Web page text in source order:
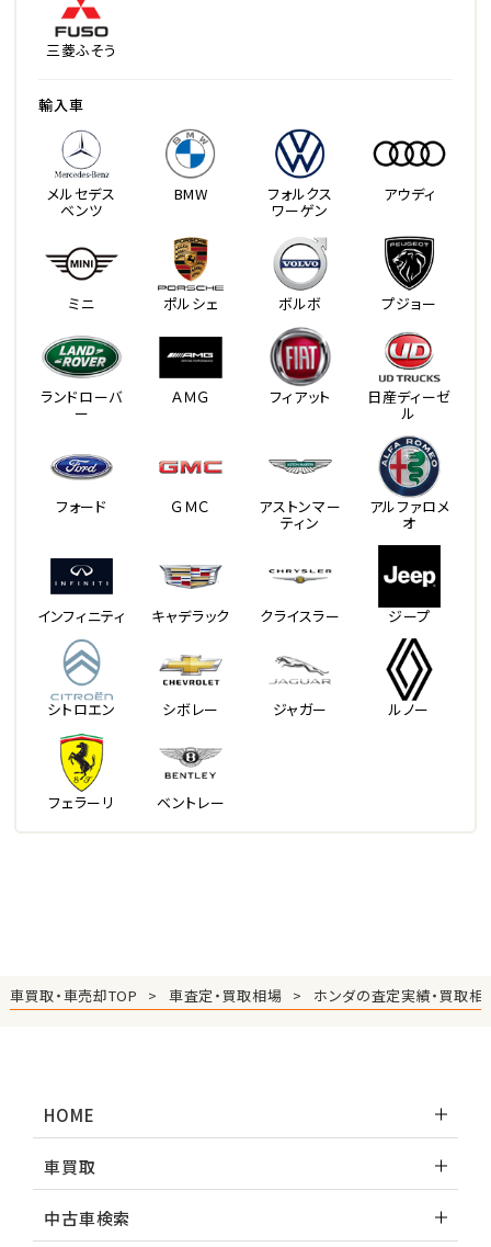
三菱ふそう
輸入車
メルセデス
ベンツ
BMW フォルクス
ワーゲン
アウディ
ミニ ポルシェ ボルボ プジョー
ランドローバ
ー
ＡＭＧ フィアット 日産ディーゼ
ル
フォード ＧＭＣ アストンマー
ティン
アルファロメ
オ
インフィニティ キャデラック クライスラー ジープ
シトロエン シボレー ジャガー ルノー
フェラーリ ベントレー
車買取・車売却TOP 車査定・買取相場 ホンダの査定実績・買取相
HOME
車買取
中古車検索